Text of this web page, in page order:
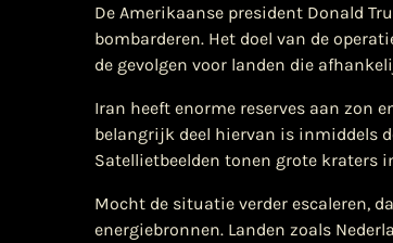
​De Amerikaanse president Donald
bombarderen. Het doel van de
de gevolgen voor landen die
Iran heeft enorme reserves aan zon
belangrijk deel hiervan is inmiddels
Satellietbeelden tonen grote kraters
Mocht de situatie verder escaleren,
energiebronnen. Landen zoals